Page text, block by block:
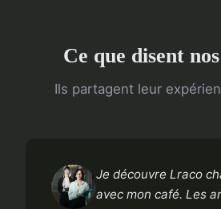
Ce que disent
Ils partagent leur
Je découvre Lraco
avec mon café. Les